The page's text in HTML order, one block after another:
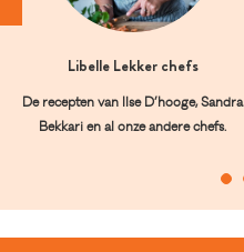
Libelle Lekker chefs
De recepten van Ilse D’hooge, Sandra
Bekkari en al onze andere chefs.